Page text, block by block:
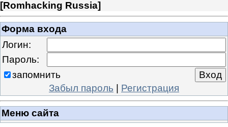
[Romhacking Russia]
Форма входа
Логин:
Пароль:
запомнить
Забыл пароль | Регистрация
Меню сайта